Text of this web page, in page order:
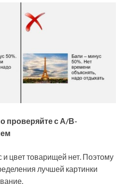
проверяйте с А/В-
и цвет товарищей нет. Поэтому
лучшей картинки